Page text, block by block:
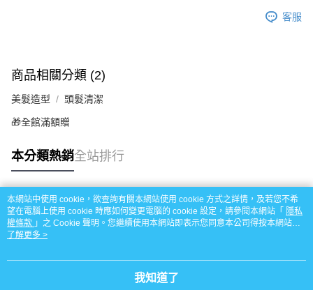
購買商品的店家。未經商家同意取消之訂單仍視為有效，需透過AFTEE先享
客戶支援中心」https://netprotections.freshdesk.com/support/home
【注意事項】
易，需依本服務之必要範圍內提供個人資料，並將交易相關給付款項請求債
https://aftee.tw/terms/#terms3
３．未成年的使用者請事先徵得法定代理人或監護人之同意方可使用
「AFTEE先享後付」，若未經同意申辦者引起之損失，本公司不負相關責
任。
４．使用「AFTEE先享後付」時，將依據個別帳號之用戶狀況，依本公司即
時審查核予不同之上限額度；若仍有額度不足之情形，本公司將視審查結果
請求用戶進行身份認證。
恩沛科技股份有限公司將有權停止該用戶之使用額度並採取法律行動。
每筆NT$100，滿NT$799(含以上)免運費
每筆NT$50，滿NT$299(含以上)免運費
客服
商品相關分類 (2)
美髮造型 頭髮清潔
🎁全館滿額贈
本分類熱銷全站排行
熱門標籤
本網站中使用 cookie，欲查詢有關本網站使用 cookie 方式之詳情，及若您不希
望在電腦上使用 cookie 時應如何變更電腦的 cookie 設定，請參閱本網站「 隱私
權條款 」之 Cookie 聲明。您繼續使用本網站即表示您同意本公司得按本網站使
用條款之 Cookie 聲明使用 cookie。
了解更多 >
我知道了